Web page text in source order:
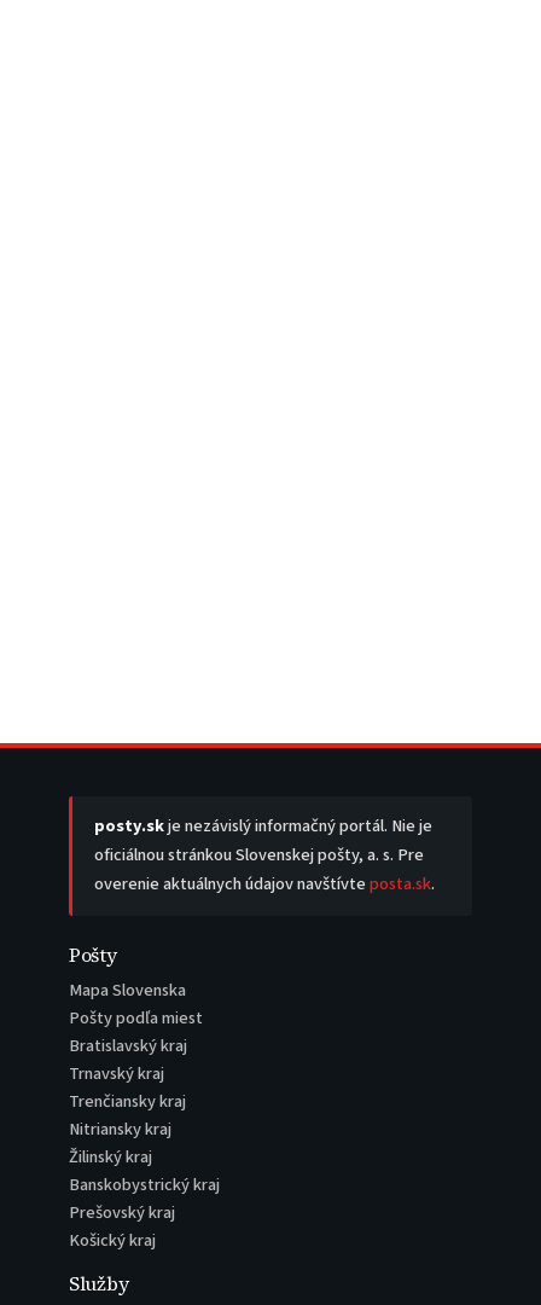
posty.skje nezávislý informačný portál. Nie je
oficiálnou stránkou Slovenskej pošty, a. s. Pre
overenie aktuálnych údajov navštívteposta.sk.
Pošty
Mapa Slovenska
Pošty podľa miest
Bratislavský kraj
Trnavský kraj
Trenčiansky kraj
Nitriansky kraj
Žilinský kraj
Banskobystrický kraj
Prešovský kraj
Košický kraj
Služby